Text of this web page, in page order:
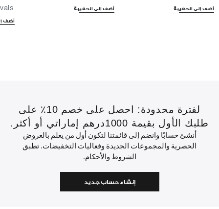
أضف إلى الحقيبة أضف إلى الحقيبة
أضف
لفترة محدودة: احصل على خصم 10٪ على
طلبك الأول بقيمة 1000درهم إماراتي أو أكثر.
أنشئ حسابًا وانضم إلى قائمتنا لتكون أول من يعلم بالعروض
الحصرية والمجموعات الجديدة وفعاليات التخفيضات. تطبق
الشروط والأحكام.
إنشاء حساب جديد